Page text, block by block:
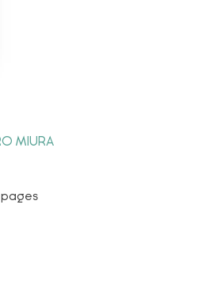
MIURA
pages